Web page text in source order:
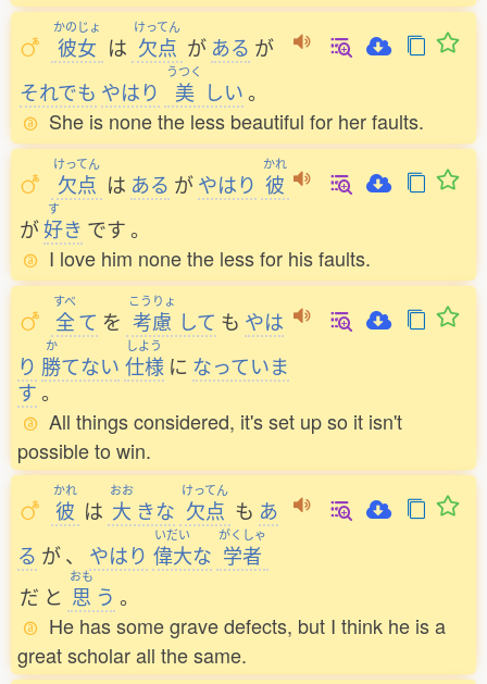
かのじょ
彼女 は
けってん
欠点 が ある が
それでも やはり
うつく
美 しい。
She is none the less beautiful for her faults.
けってん
欠点 は ある がやはり
かれ
彼
が
す
好き です。
I love him none the less for his faults.
すべ
全て を
こうりょ
考慮 して も やは
り
か
勝てない
しよう
仕様 に なっていま
す。
All things considered, it's set up so it isn't
possible to win.
かれ
彼 は
おお
大 きな
けってん
欠点 も あ
る が、 やはり
いだい
偉大な
がくしゃ
学者
だ と
おも
思 う 。
He has some grave defects, but I think he is a
great scholar all the same.